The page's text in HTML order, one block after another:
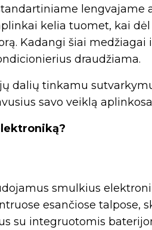
lengvajame
kelia tuomet, kai
Kadangi šiai medžiagai
draudžiama.
dalių tinkamu
savo veiklą
smulkius
esančiose talpose,
su integruotomis